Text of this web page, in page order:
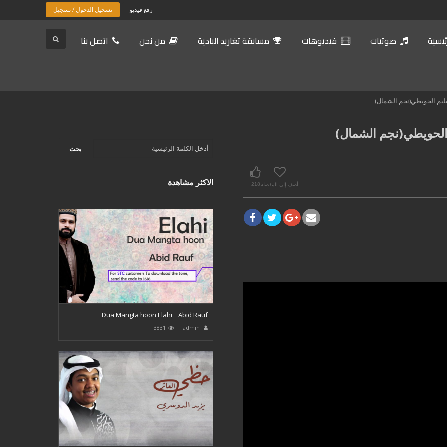
رفع فيديو تسجيل الدخول / تسجيل
صوتيات فيديوهات مسابقة تغاريد البادية من نحن اتصل بنا
الحويطي(نجم الشمال)
الشمال)
أضف إلى المفضلة 218 الاكثر مشاهدة
Dua Mangta hoon Elahi _ Abid Rauf
admin
3831